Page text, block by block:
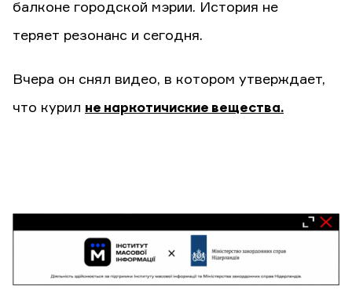
балконе городской мэрии. История не
теряет резонанс и сегодня.
Вчера он снял видео, в котором утверждает,
что курил не наркотичиские вещества.